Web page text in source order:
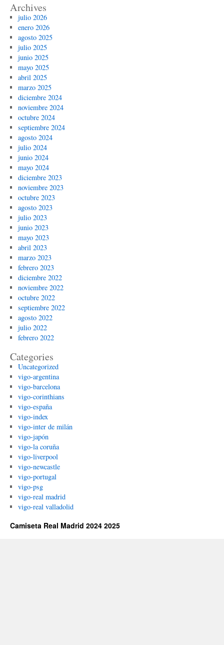
Archives
julio 2026
enero 2026
agosto 2025
julio 2025
junio 2025
mayo 2025
abril 2025
marzo 2025
diciembre 2024
noviembre 2024
octubre 2024
septiembre 2024
agosto 2024
julio 2024
junio 2024
mayo 2024
diciembre 2023
noviembre 2023
octubre 2023
agosto 2023
julio 2023
junio 2023
mayo 2023
abril 2023
marzo 2023
febrero 2023
diciembre 2022
noviembre 2022
octubre 2022
septiembre 2022
agosto 2022
julio 2022
febrero 2022
Categories
Uncategorized
vigo-argentina
vigo-barcelona
vigo-corinthians
vigo-españa
vigo-index
vigo-inter de milán
vigo-japón
vigo-la coruña
vigo-liverpool
vigo-newcastle
vigo-portugal
vigo-psg
vigo-real madrid
vigo-real valladolid
Camiseta Real Madrid 2024 2025